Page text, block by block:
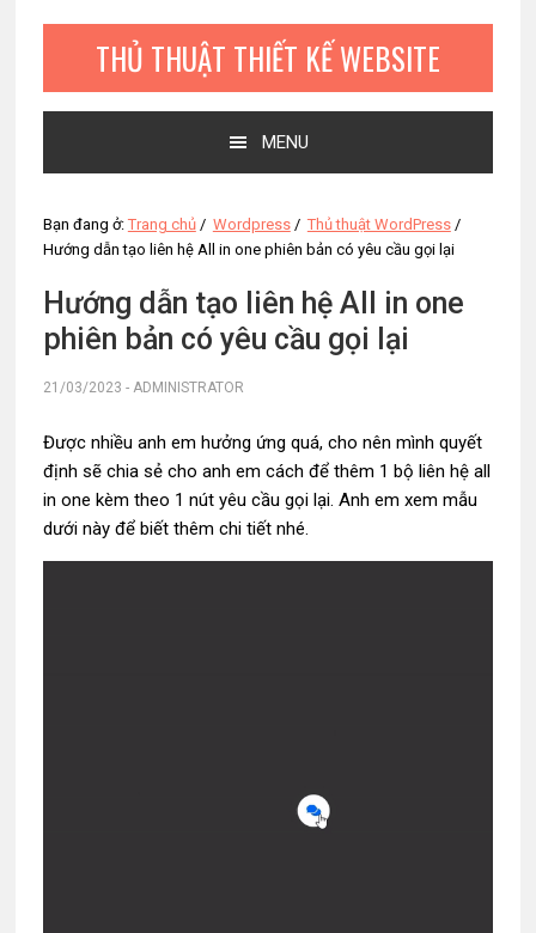
THỦ THUẬT THIẾT KẾ WEBSITE
MENU
Bạn đang ở: Trang chủ / Wordpress / Thủ thuật WordPress /
Hướng dẫn tạo liên hệ All in one phiên bản có yêu cầu gọi lại
Hướng dẫn tạo liên hệ All in one
phiên bản có yêu cầu gọi lại
21/03/2023 - ADMINISTRATOR
Được nhiều anh em hưởng ứng quá, cho nên mình quyết
định sẽ chia sẻ cho anh em cách để thêm 1 bộ liên hệ all
in one kèm theo 1 nút yêu cầu gọi lại. Anh em xem mẫu
dưới này để biết thêm chi tiết nhé.